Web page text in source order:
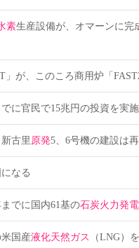
素生産設備が、オマーンに完
」が、このころ商用炉「
に官民で15兆円の投資を実
古里 原発5、6号機の建設は再
なる
でに国内61基の石炭火力発電
国産液化天然ガス
（LNG）